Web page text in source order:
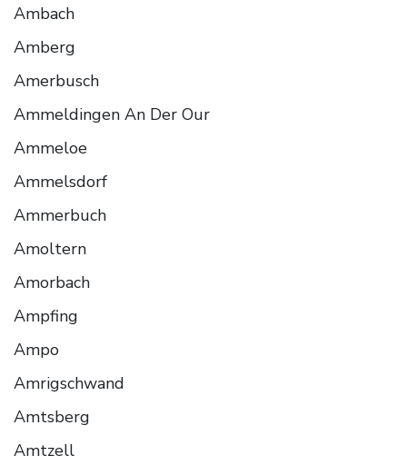
Ambach
Amberg
Amerbusch
Ammeldingen An Der Our
Ammeloe
Ammelsdorf
Ammerbuch
Amoltern
Amorbach
Ampfing
Ampo
Amrigschwand
Amtsberg
Amtzell